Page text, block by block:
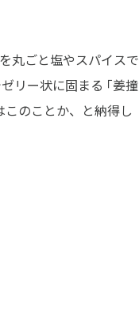
丸ごと塩やスパイスで
リー状に固まる ｢姜撞
のことか、と納得し